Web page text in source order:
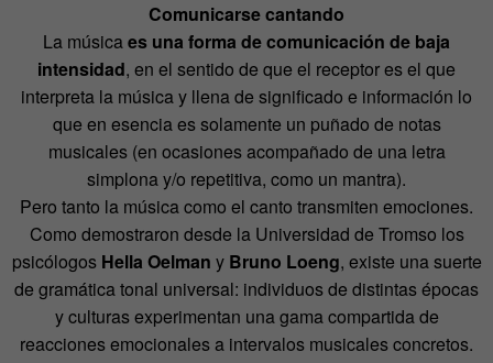
Comunicarse cantando
La músicaes una forma de comunicación de baja
intensidad, en el sentido de que el receptor es el que
interpreta la música y llena de significado e información lo
que en esencia es solamente un puñado de notas
musicales (en ocasiones acompañado de una letra
simplona y/o repetitiva, como un mantra).
Pero tanto la música como el canto transmiten emociones.
Como demostraron desde la Universidad de Tromso los
psicólogos Hella Oelman y Bruno Loeng, existe una suerte
de gramática tonal universal: individuos de distintas épocas
y culturas experimentan una gama compartida de
reacciones emocionales a intervalos musicales concretos.